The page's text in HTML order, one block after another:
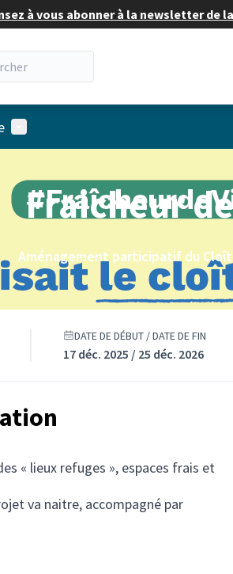
à vous abonner à la newsletter de
Menu utilisateur
Fraicheur
Aménagement participatif du
DATE DE DÉBUT / DATE DE FIN
17 déc. 2025 / 25 déc. 2026
« lieux refuges », espaces frais et
va naitre, accompagné par